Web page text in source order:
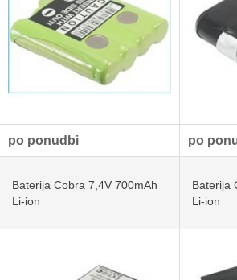
po ponudbi po
Baterija Cobra 7,4V 700mAh
Li-ion
Baterija
Li-ion